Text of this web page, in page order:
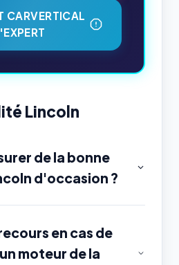
CARVERTICAL
Lincoln
de la bonne
d'occasion ?
en cas de
moteur de la